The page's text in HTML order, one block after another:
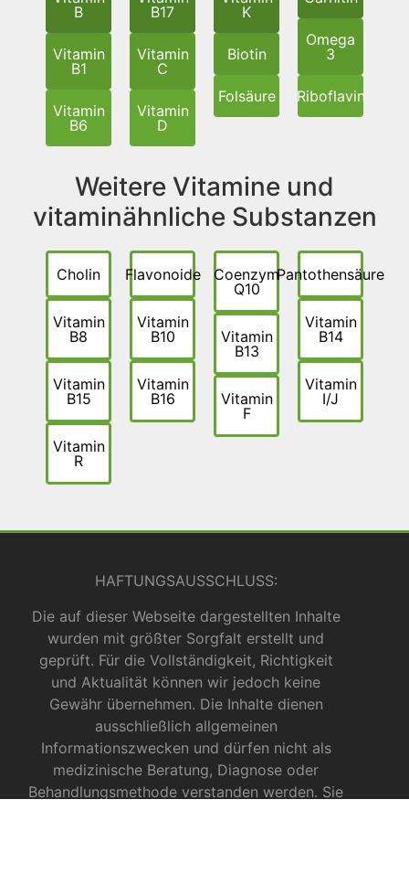
B
Vitamin
B1
Vitamin
B6
B17
Vitamin
C
Vitamin
D
K
Biotin
Folsäure
Omega
3
Riboflavin
Weitere Vitamine und
vitaminähnliche Substanzen
Cholin
Vitamin
B8
Vitamin
B15
Vitamin
R
Flavonoide
Vitamin
B10
Vitamin
B16
Coenzym
Q10
Vitamin
B13
Vitamin
F
Pantothensäure
Vitamin
B14
Vitamin
I/J
HAFTUNGSAUSSCHLUSS:
Die auf dieser Webseite dargestellten Inhalte
wurden mit größter Sorgfalt erstellt und
geprüft. Für die Vollständigkeit, Richtigkeit
und Aktualität können wir jedoch keine
Gewähr übernehmen. Die Inhalte dienen
ausschließlich allgemeinen
Informationszwecken und dürfen nicht als
medizinische Beratung, Diagnose oder
Behandlungsmethode verstanden werden. Sie